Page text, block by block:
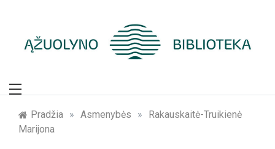
Žymūs Kauno
žmonės: atminimo
Pradžia » Asmenybės »
Rakauskaitė-Truikienė
Marijona